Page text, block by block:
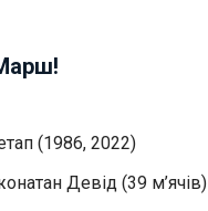
(1986, 2022)
Девід (39 м’ячів)